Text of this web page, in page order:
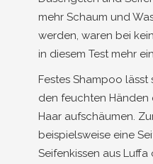
mehr Schaum und
werden, waren bei
in diesem Test mehr
Festes Shampoo
den feuchten Händen
Haar aufschäumen.
beispielsweise eine
Seifenkissen aus